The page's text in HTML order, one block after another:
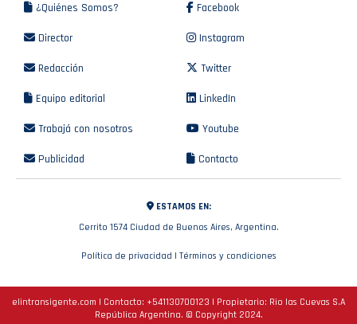
¿Quiénes Somos?
Director
Redacción
Equipo editorial
Trabajá con nosotros
Publicidad
Facebook
Instagram
Twitter
LinkedIn
Youtube
Contacto
ESTAMOS EN:
Cerrito 1574 Ciudad de Buenos Aires, Argentina.
Política de privacidad | Términos y condiciones
elintransigente.com | Contacto: +541130700123 | Propietario: Rio las Cuevas S.A
República Argentina. © Copyright 2024.